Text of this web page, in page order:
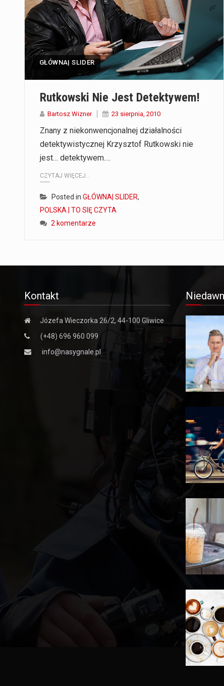
GŁÓWNA| SLIDER
Rutkowski Nie Jest Detektywem!
Bartosz Wizner 23 sierpnia, 2010
Znany z niekonwencjonalnej działalności
detektywistycznej Krzysztof Rutkowski nie
jest… detektywem.…
CZYTAJ WIĘCEJ...
Posted in GŁÓWNA| SLIDER,
POLSKA | TO SIĘ CZYTA
2 komentarze
Kontakt
Józefa Wieczorka 26/2, 44-100 Gliwice
(+48) 696 960 099
info@nasygnale.pl